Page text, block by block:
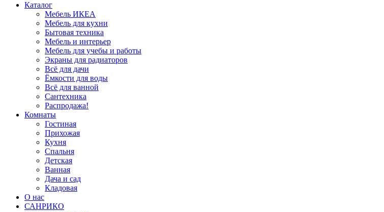
Каталог
Мебель ИКЕА
Мебель для кухни
Бытовая техника
Мебель и интерьер
Мебель для учебы и работы
Экраны для радиаторов
Всё для дачи
Ёмкости для воды
Всё для ванной
Сантехника
Распродажа!
Комнаты
Гостиная
Прихожая
Кухня
Спальня
Детская
Ванная
Дача и сад
Кладовая
О нас
САНРИКО